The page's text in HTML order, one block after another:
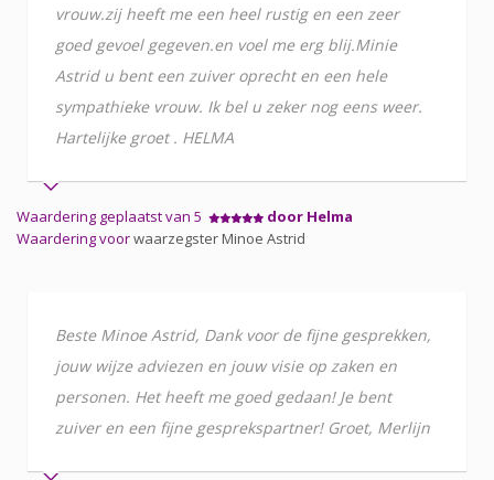
vrouw.zij heeft me een heel rustig en een zeer
goed gevoel gegeven.en voel me erg blij.Minie
Astrid u bent een zuiver oprecht en een hele
sympathieke vrouw. Ik bel u zeker nog eens weer.
Hartelijke groet . HELMA
Waardering geplaatst van 5
door Helma
Waardering voorwaarzegster Minoe Astrid
Beste Minoe Astrid, Dank voor de fijne gesprekken,
jouw wijze adviezen en jouw visie op zaken en
personen. Het heeft me goed gedaan! Je bent
zuiver en een fijne gesprekspartner! Groet, Merlijn